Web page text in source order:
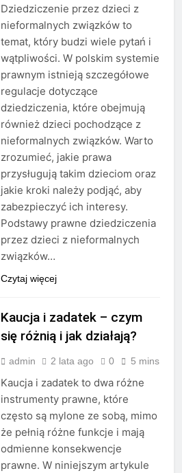
Dziedziczenie przez dzieci z
nieformalnych związków to
temat, który budzi wiele pytań i
wątpliwości. W polskim systemie
prawnym istnieją szczegółowe
regulacje dotyczące
dziedziczenia, które obejmują
również dzieci pochodzące z
nieformalnych związków. Warto
zrozumieć, jakie prawa
przysługują takim dzieciom oraz
jakie kroki należy podjąć, aby
zabezpieczyć ich interesy.
Podstawy prawne dziedziczenia
przez dzieci z nieformalnych
związków…
Czytaj więcej
Kaucja i zadatek – czym
się różnią i jak działają?
admin 2 lata ago 0 5 mins
Kaucja i zadatek to dwa różne
instrumenty prawne, które
często są mylone ze sobą, mimo
że pełnią różne funkcje i mają
odmienne konsekwencje
prawne. W niniejszym artykule